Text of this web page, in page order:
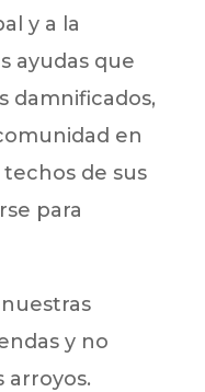
y a la
ayudas que
damnificados,
en
de sus
para
y no
arroyos.